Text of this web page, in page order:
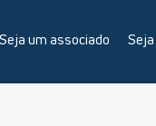
Seja um associado